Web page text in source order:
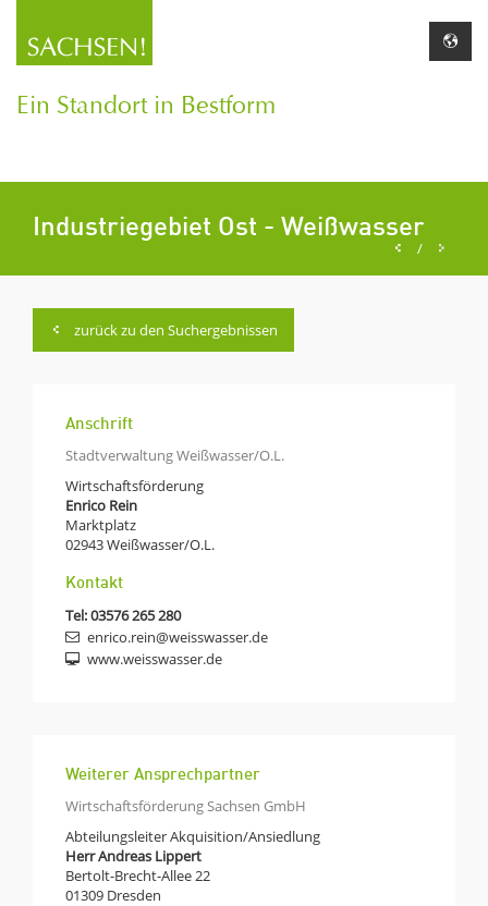
Ein Standort in Bestform
Industriegebiet Ost - Weißwasser
/
zurück zu den Suchergebnissen
Anschrift
Stadtverwaltung Weißwasser/O.L.
Wirtschaftsförderung
Enrico Rein
Marktplatz
02943Weißwasser/O.L.
Kontakt
Tel:03576 265 280
enrico.rein@weisswasser.de
www.weisswasser.de
Weiterer Ansprechpartner
Wirtschaftsförderung Sachsen GmbH
Abteilungsleiter Akquisition/Ansiedlung
Herr Andreas Lippert
Bertolt-Brecht-Allee 22
01309 Dresden